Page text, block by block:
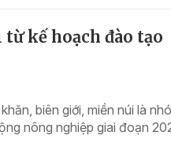
kế hoạch đào tạo
biên giới, miền núi là
nông nghiệp giai đoạn